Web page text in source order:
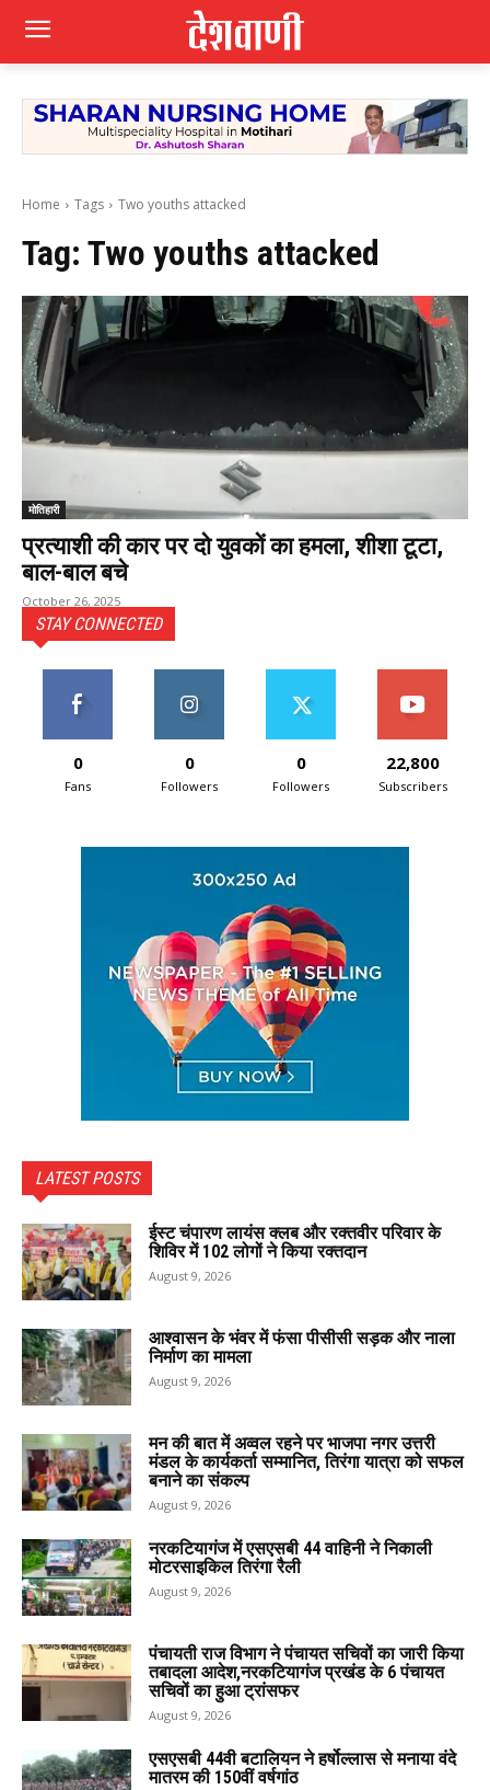
Home Tags Two youths attacked
Tag: Two youths attacked
मोतिहारी
प्रत्याशी की कार पर दो युवकों का हमला, शीशा टूटा,
बाल-बाल बचे
October 26, 2025
STAY CONNECTED
0
Fans
0
Followers
0
Followers
22,800
Subscribers
LATEST POSTS
ईस्ट चंपारण लायंस क्लब और रक्तवीर परिवार के
शिविर में 102 लोगों ने किया रक्तदान
August 9, 2026
आश्वासन के भंवर में फंसा पीसीसी सड़क और नाला
निर्माण का मामला
August 9, 2026
मन की बात में अव्वल रहने पर भाजपा नगर उत्तरी
मंडल के कार्यकर्ता सम्मानित, तिरंगा यात्रा को सफल
बनाने का संकल्प
August 9, 2026
नरकटियागंज में एसएसबी 44 वाहिनी ने निकाली
मोटरसाइकिल तिरंगा रैली
August 9, 2026
पंचायती राज विभाग ने पंचायत सचिवों का जारी किया
तबादला आदेश,नरकटियागंज प्रखंड के 6 पंचायत
सचिवों का हुआ ट्रांसफर
August 9, 2026
एसएसबी 44वी बटालियन ने हर्षोल्लास से मनाया वंदे
मातरम की 150वीं वर्षगांठ